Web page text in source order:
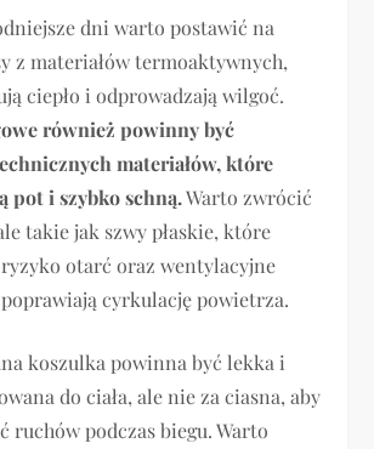
dni warto postawić na
z materiałów termoaktywnych,
ciepło i odprowadzają wilgoć.
również powinny być
materiałów, które
pot i szybko schną.Warto zwrócić
takie jak szwy płaskie, które
otarć oraz wentylacyjne
cyrkulację powietrza.
koszulka powinna być lekka i
do ciała, ale nie za ciasna, aby
ruchów podczas biegu. Warto